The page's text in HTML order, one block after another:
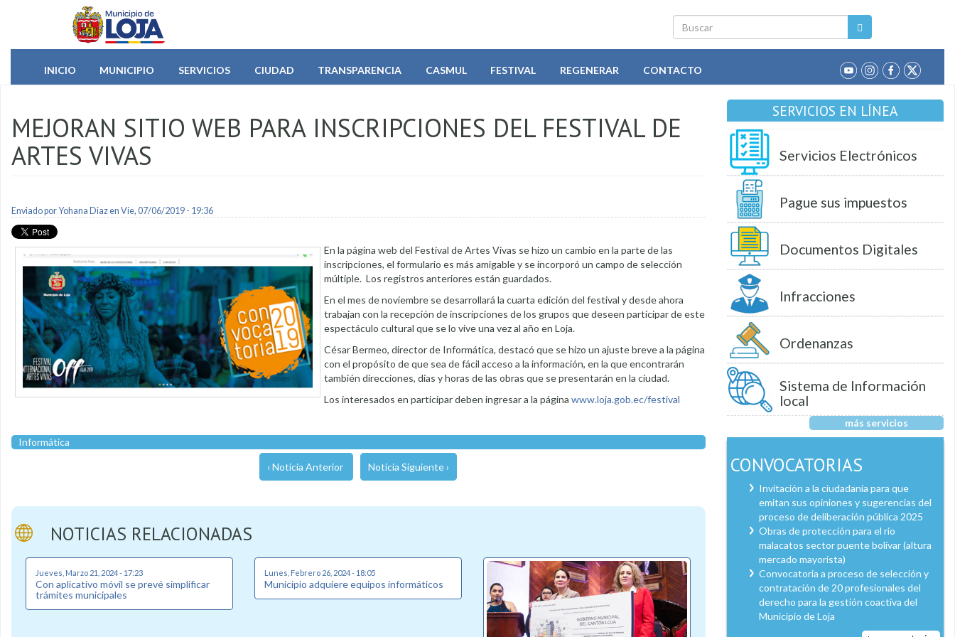
Pasar al contenido principal
Buscar
INICIO
MUNICIPIO SERVICIOS CIUDAD TRANSPARENCIA CASMUL FESTIVAL REGENERAR CONTACTO
MEJORAN SITIO WEB PARA INSCRIPCIONES DEL FESTIVAL DE
ARTES VIVAS
Enviado porYohana Diazen Vie, 07/06/2019 - 19:36
En la página web del Festival de Artes Vivas se hizo un cambio en la parte de las
inscripciones, el formulario es más amigable y se incorporó un campo de selección
múltiple. Los registros anteriores están guardados.
En el mes de noviembre se desarrollará la cuarta edición del festival y desde ahora
trabajan con la recepción de inscripciones de los grupos que deseen participar de este
espectáculo cultural que se lo vive una vez al año en Loja.
César Bermeo, director de Informática, destacó que se hizo un ajuste breve a la página
con el propósito de que sea de fácil acceso a la información, en la que encontrarán
también direcciones, días y horas de las obras que se presentarán en la ciudad.
Los interesados en participar deben ingresar a la página www.loja.gob.ec/festival
Informática
‹ Noticia Anterior Noticia Siguiente ›
NOTICIAS RELACIONADAS
Jueves, Marzo 21, 2024 - 17:23
Con aplicativo móvil se prevé simplificar
trámites municipales
Lunes, Febrero 26, 2024 - 18:05
Municipio adquiere equipos informáticos
SERVICIOS EN LÍNEA
Servicios Electrónicos
Pague sus impuestos
Documentos Digitales
Infracciones
Ordenanzas
Sistema de Información
local
más servicios
CONVOCATORIAS
Invitación a la ciudadanía para que
emitan sus opiniones y sugerencias del
proceso de deliberación pública 2025
Obras de protección para el río
malacatos sector puente bolívar (altura
mercado mayorista)
Convocatoria a proceso de selección y
contratación de 20 profesionales del
derecho para la gestión coactiva del
Municipio de Loja